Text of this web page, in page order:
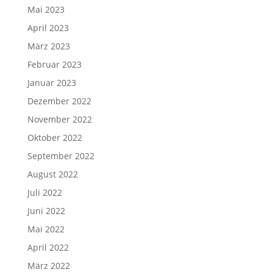
Mai 2023
April 2023
März 2023
Februar 2023
Januar 2023
Dezember 2022
November 2022
Oktober 2022
September 2022
August 2022
Juli 2022
Juni 2022
Mai 2022
April 2022
März 2022